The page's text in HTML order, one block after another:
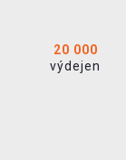
20 000
výdejen